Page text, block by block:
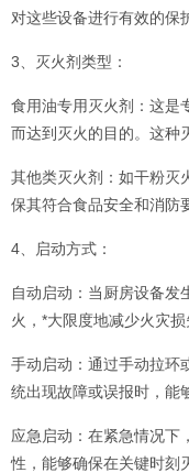
对这些设备进行有效的保
3、灭火剂类型：
食用油专用灭火剂：这是
而达到灭火的目的。这种
其他类灭火剂：如干粉灭
保其符合食品安全和消防
4、启动方式：
自动启动：当厨房设备发
火，*大限度地减少火灾
手动启动：通过手动拉环
统出现故障或误报时，能
应急启动：在紧急情况下
性，能够确保在关键时刻